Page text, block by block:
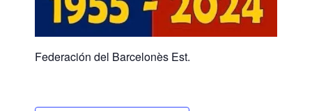
Federación del Barcelonès Est.